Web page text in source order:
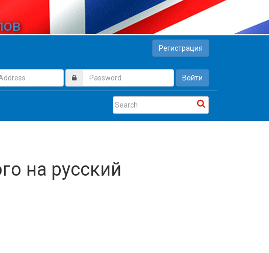
Регистрация
Войти
на русский